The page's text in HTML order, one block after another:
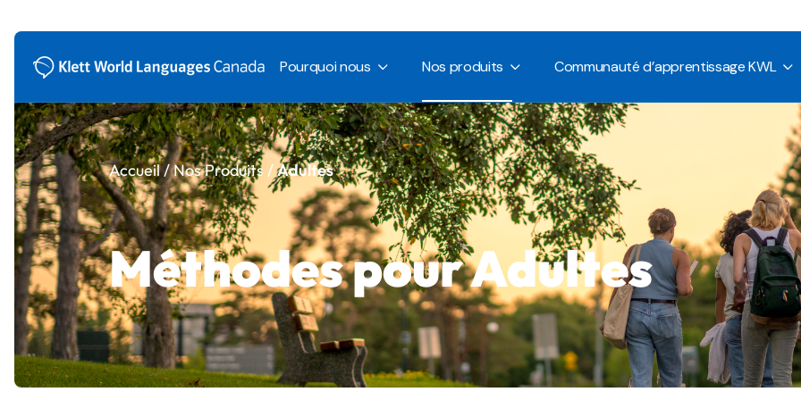
Pourquoi nous
Rencontrez-nous
Notre équipe
Nos engagements
Carrières chez KWL
Espace Presse
Nos produits
Méthodes pour
Enfants
Méthodes pour
Adolescents
Méthodes pour
Adultes
Compléments
Soutien spécifique à la
province
Demandez un
échantillon gratuit
Communauté d’apprentissage KWL
Conférences et
événements
Sessions de Formation
Webinaires et sessions
en direct
Rencontrez-nous
Notre équipe
Carrières chez KWL
Espace Presse
Méthodes pour
Adolescents
Méthodes pour
Adultes
Compléments
Soutien spécifique à la
province
Demandez un
échantillon gratuit
Conférences et
Webinaires et sessions
en direct
Accueil/ Nos Produits /Adultes
Méthodes pour Adultes